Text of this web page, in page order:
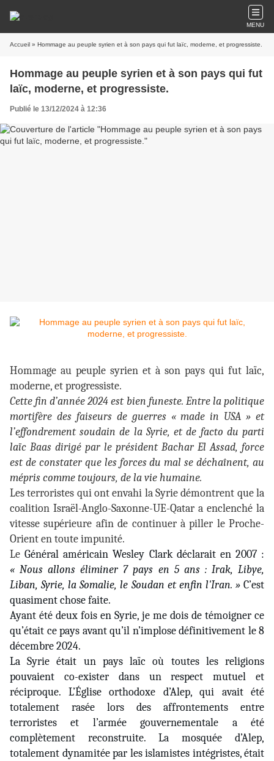
MENU
Accueil » Hommage au peuple syrien et à son pays qui fut laïc, moderne, et progressiste.
Hommage au peuple syrien et à son pays qui fut
laïc, moderne, et progressiste.
Publié le 13/12/2024 à 12:36
Hommage au peuple syrien et à son pays qui fut laïc,
moderne, et progressiste.
Cette fin d’année 2024 est bien funeste. Entre la politique
mortifère des faiseurs de guerres « made in USA » et
l’effondrement soudain de la Syrie, et de facto du parti
laïc Baas dirigé par le président Bachar El Assad, force
est de constater que les forces du mal se déchaînent, au
mépris comme toujours, de la vie humaine.
Les terroristes qui ont envahi la Syrie démontrent que la
coalition Israël-Anglo-Saxonne-UE-Qatar a enclenché la
vitesse supérieure afin de continuer à piller le Proche-
Orient en toute impunité.
LeGénéral américain Wesley Clark déclarait en 2007 :
« Nous allons éliminer 7 pays en 5 ans : Irak, Libye,
Liban, Syrie, la Somalie, le Soudan et enfin l'Iran. » C’est
quasiment chose faite.
Ayant été deux fois en Syrie, je me dois de témoigner ce
qu’était ce pays avant qu’il n’implose définitivement le 8
décembre 2024.
La Syrie était un pays laïc où toutes les religions
pouvaient co-exister dans un respect mutuel et
réciproque. L’Église orthodoxe d’Alep, qui avait été
totalement rasée lors des affrontements entre
terroristes et l’armée gouvernementale a été
complètement reconstruite. La mosquée d’Alep,
totalement dynamitée par les islamistes intégristes, était